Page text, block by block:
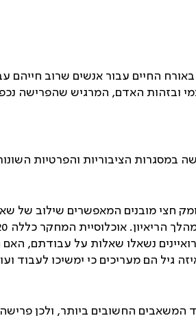
החיים עבור אנשים שרוב חייהם
ובזהות האדם, המרגיש שהפרישה
במסגרות הציבוריות והפרטיות
חצי מובנים המאפשרים שילוב של
נשאלו שאלות על עבודתם,
הם מעריכים כי ימשיכו לעבוד